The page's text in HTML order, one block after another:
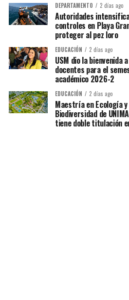
DEPARTAMENTO 2 días ago
Autoridades
controles en Playa
proteger al pez loro
EDUCACIÓN 2 días ago
USM dio la bienvenida
docentes para el
académico 2026-2
EDUCACIÓN 2 días ago
Maestría en Ecología y
Biodiversidad de
tiene doble titulación